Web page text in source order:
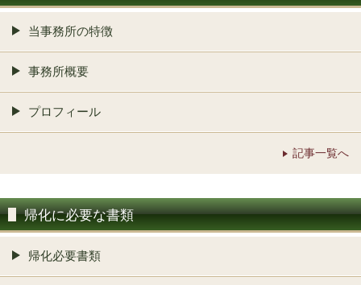
当事務所の特徴
事務所概要
プロフィール
記事一覧へ
帰化に必要な書類
帰化必要書類